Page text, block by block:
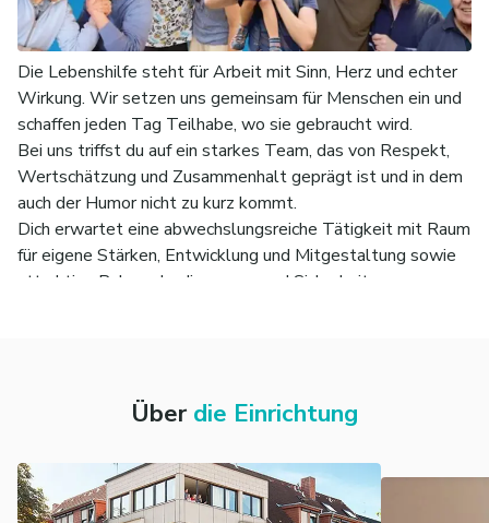
Die Lebenshilfe steht für Arbeit mit Sinn, Herz und echter
Wirkung. Wir setzen uns gemeinsam für Menschen ein und
schaffen jeden Tag Teilhabe, wo sie gebraucht wird.
Bei uns triffst du auf ein starkes Team, das von Respekt,
Wertschätzung und Zusammenhalt geprägt ist und in dem
auch der Humor nicht zu kurz kommt.
Dich erwartet eine abwechslungsreiche Tätigkeit mit Raum
für eigene Stärken, Entwicklung und Mitgestaltung sowie
attraktive Rahmenbedingungen und Sicherheit.
Über die Einrichtung